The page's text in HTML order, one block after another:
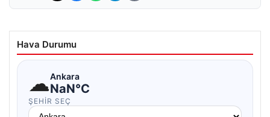
Hava Durumu
☁Ankara
NaN°C
ŞEHIR SEÇ